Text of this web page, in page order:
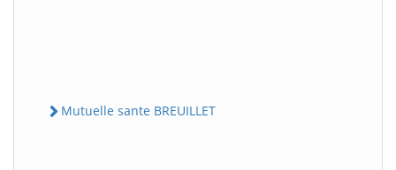
Mutuelle sante BREUILLET